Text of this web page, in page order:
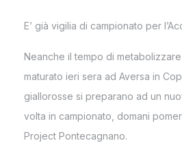
E’ già vigilia di campionato per
Neanche il tempo di
maturato ieri sera ad Aversa in
giallorosse si preparano ad un
volta in campionato, domani
Project Pontecagnano.